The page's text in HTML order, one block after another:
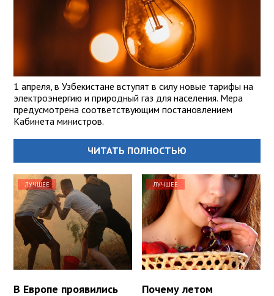
1 апреля, в Узбекистане вступят в силу новые тарифы на
электроэнергию и природный газ для населения. Мера
предусмотрена соответствующим постановлением
Кабинета министров.
ЧИТАТЬ ПОЛНОСТЬЮ
ЛУЧШЕЕ
В Европе проявились
ЛУЧШЕЕ
Почему летом